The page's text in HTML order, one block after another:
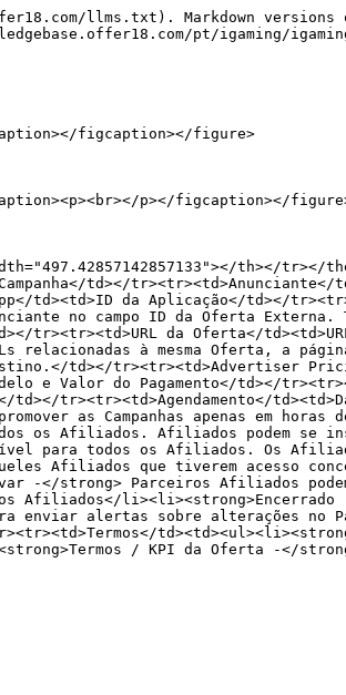
llms.txt). Markdown versions
pt/igaming/
figcaption></figure>
p></figcaption></
th></tr></
td></
td><td>ID da Aplicação</td></
no campo ID da Oferta Externa.
tr><tr><td>URL da Oferta</
relacionadas à mesma Oferta, a
td></tr><tr><td>Advertiser
e Valor do Pagamento</td></
tr><tr><td>Agendamento</
as Campanhas apenas em
os Afiliados. Afiliados podem se
para todos os Afiliados. Os
Afiliados que tiverem acesso
-</strong> Parceiros Afiliados
Afiliados</li><li><strong>Encerrado
alertas sobre alterações no
/ KPI da Oferta -</